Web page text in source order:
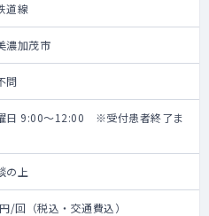
道線
濃加茂市
問
日 9:00～12:00 ※受付患者終了ま
の上
/回（税込・交通費込）